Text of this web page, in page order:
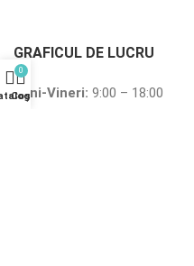
GRAFICUL DE LUCRU
Luni-Vineri: 9:00 – 18:00
0
Coș